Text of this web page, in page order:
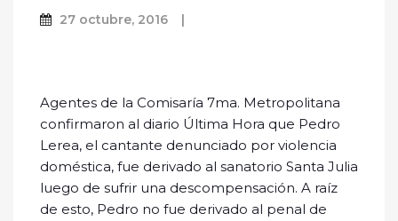
27 octubre, 2016
Agentes de la Comisaría 7ma. Metropolitana
confirmaron al diario Última Hora que Pedro
Lerea, el cantante denunciado por violencia
doméstica, fue derivado al sanatorio Santa Julia
luego de sufrir una descompensación. A raíz
de esto, Pedro no fue derivado al penal de